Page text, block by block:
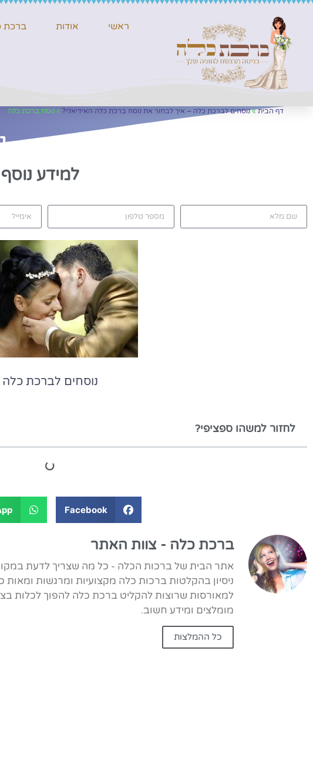
ראשי אודות ברכת
דף הבית»נוסחים לברכת כלה – איך לבחור את נוסח ברכת כלה האידיאלי? » נוסח ברכת כלה
למידע
נוסחים לברכת כלה
לחזור למשהו ספציפי?
Facebook
ברכת כלה - צוות האתר
ניסיון בהקלטות ברכות כלה מקצועיות ומרגשות
למאורסות שרוצות להקליט ברכת כלה להפוך לכלות
מומלצים ומידע חשוב.
כל ההמלצות